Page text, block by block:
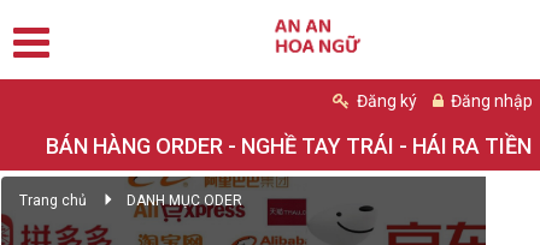
Đăng ký Đăng nhập
BÁN HÀNG ORDER - NGHỀ TAY TRÁI - HÁI RA TIỀN
Trang chủ DANH MỤC ODER